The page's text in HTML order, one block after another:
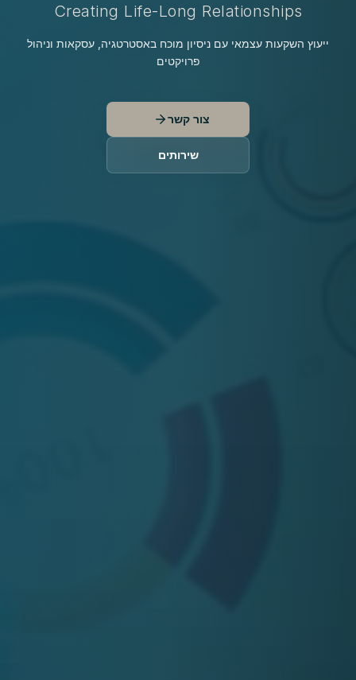
Creating Life-Long Relationships
ייעוץ השקעות עצמאי עם ניסיון מוכח באסטרטגיה, עסקאות וניהול
פרויקטים
צור קשר
שירותים